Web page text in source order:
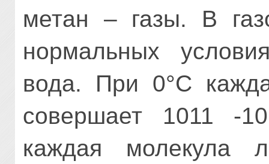
метан – газы. В
нормальных
вода. При 0°С
совершает 1011 -
каждая